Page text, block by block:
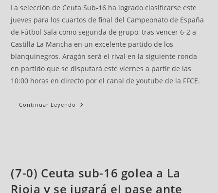
La selección de Ceuta Sub-16 ha logrado clasificarse este
jueves para los cuartos de final del Campeonato de España
de Fútbol Sala como segunda de grupo, tras vencer 6-2 a
Castilla La Mancha en un excelente partido de los
blanquinegros. Aragón será el rival en la siguiente ronda
en partido que se disputará este viernes a partir de las
10:00 horas en directo por el canal de youtube de la FFCE.
Continuar Leyendo
(7-0) Ceuta sub-16 golea a La
Rioja y se jugará el pase ante